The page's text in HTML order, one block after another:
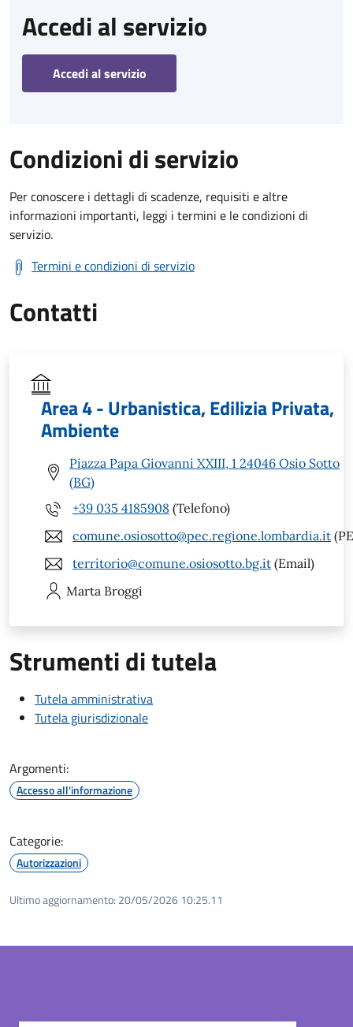
Accedi al servizio
Accedi al servizio
Condizioni di servizio
Per conoscere i dettagli di scadenze, requisiti e altre
informazioni importanti, leggi i termini e le condizioni di
servizio.
Termini e condizioni di servizio
Contatti
Area 4 - Urbanistica, Edilizia Privata,
Ambiente
Piazza Papa Giovanni XXIII, 1 24046 Osio Sotto
(BG)
+39 035 4185908 (Telefono)
comune.osiosotto@pec.regione.lombardia.it
territorio@comune.osiosotto.bg.it (Email)
Marta Broggi
Strumenti di tutela
Tutela amministrativa
Tutela giurisdizionale
Argomenti:
Accesso all'informazione
Categorie:
Autorizzazioni
Ultimo aggiornamento: 20/05/2026 10:25.11